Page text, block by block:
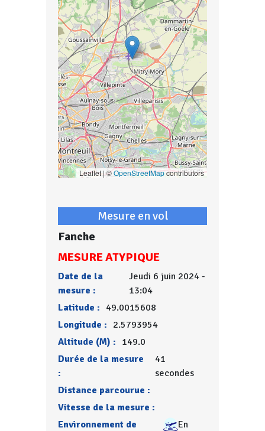
Leaflet | ©OpenStreetMapcontributors
Mesure en vol
Fanche
MESURE ATYPIQUE
Date de la
mesure :
Jeudi 6 juin 2024 -
13:04
Latitude : 49.0015608
Longitude : 2.5793954
Altitude (M) : 149.0
Durée de la mesure
:
41
secondes
Distance parcourue :
Vitesse de la mesure :
Environnement de
En